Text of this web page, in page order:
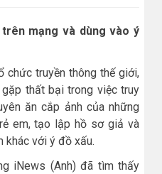
mạng và dùng vào ý
chức truyền thông thế giới,
thất bại trong việc truy
ăn cắp ảnh của những
em, tạo lập hồ sơ giả và
khác với ý đồ xấu.
iNews (Anh) đã tìm thấy